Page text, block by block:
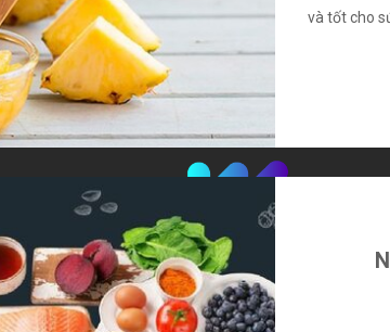
và tốt cho
dung đa lĩnh vực, mang đến những thông tin cập
kiến thức, giải trí, công nghệ, du lịch và tin tức, giúp
BÓNG ĐÁCÔNG NGHỆDU LỊCH